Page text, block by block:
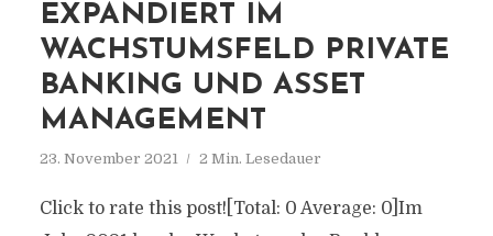
EXPANDIERT IM
WACHSTUMSFELD PRIVATE
BANKING UND ASSET
MANAGEMENT
23. November 2021 2 Min. Lesedauer
Click to rate this post![Total: 0 Average: 0]Im